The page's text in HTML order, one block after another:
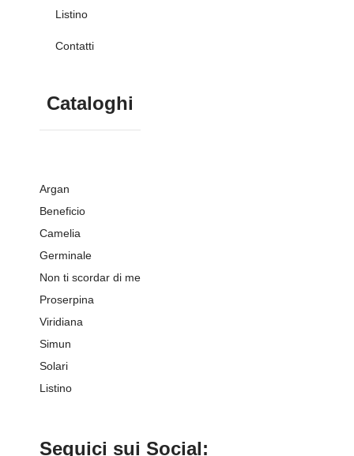
Listino
Contatti
Cataloghi
Argan
Beneficio
Camelia
Germinale
Non ti scordar di me
Proserpina
Viridiana
Simun
Solari
Listino
Seguici sui Social: